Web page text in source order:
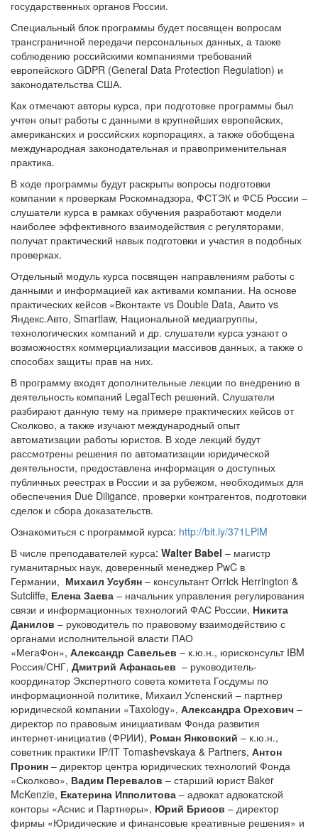
Специальный блок программы будет посвящен вопросам
трансграничной передачи персональных данных, а также
соблюдению российскими компаниями требований
европейского GDPR (General Data Protection Regulation) и
законодательства США.
Как отмечают авторы курса, при подготовке программы был
учтен опыт работы с данными в крупнейших европейских,
американских и российских корпорациях, а также обобщена
международная законодательная и правоприменительная
практика.
В ходе программы будут раскрыты вопросы подготовки
компании к проверкам Роскомнадзора, ФСТЭК и ФСБ России –
слушатели курса в рамках обучения разработают модели
наиболее эффективного взаимодействия с регуляторами,
получат практический навык подготовки и участия в подобных
проверках.
Отдельный модуль курса посвящен направлениям работы с
данными и информацией как активами компании. На основе
практических кейсов «Вконтакте vs Double Data, Авито vs
Яндекс.Авто, Smartlaw, Национальной медиагруппы,
технологических компаний и др. слушатели курса узнают о
возможностях коммерциализации массивов данных, а также о
способах защиты прав на них.
В программу входят дополнительные лекции по внедрению в
деятельность компаний LegalTech решений. Слушатели
разбирают данную тему на примере практических кейсов от
Сколково, а также изучают международный опыт
автоматизации работы юристов. В ходе лекций будут
рассмотрены решения по автоматизации юридической
деятельности, предоставлена информация о доступных
публичных реестрах в России и за рубежом, необходимых для
обеспечения Due Diligance, проверки контрагентов, подготовки
сделок и сбора доказательств.
Ознакомиться с программой курса:
В числе преподавателей курса:Walter Babel– магистр
гуманитарных наук, доверенный менеджер PwC в
Германии,Михаил Усубян– консультант Orrick Herrington &
Sutcliffe,Елена Заева– начальник управления регулирования
связи и информационных технологий ФАС России,Никита
Данилов– руководитель по правовому взаимодействию с
органами исполнительной власти ПАО
«МегаФон»,Александр Савельев– к.ю.н., юрисконсульт IBM
Россия/СНГ,Дмитрий Афанасьев – руководитель-
координатор Экспертного совета комитета Госдумы по
информационной политике, Михаил Успенский – партнер
юридической компании «Taxology»,Александра Орехович
директор по правовым инициативам Фонда развития
интернет-инициатив (ФРИИ),Роман Янковский– к.ю.н.,
советник практики IP/IT Tomashevskaya & Partners,Антон
Пронин– директор центра юридических технологий Фонда
«Сколково»,Вадим Перевалов– старший юрист Baker
McKenzie,Екатерина Ипполитова– адвокат адвокатской
конторы «Аснис и Партнеры»,Юрий Брисов– директор
фирмы «Юридические и финансовые креативные решения» и
другие эксперты.